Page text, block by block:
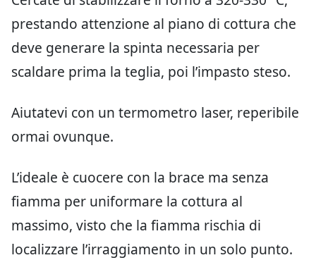
prestando attenzione al piano di cottura che
deve generare la spinta necessaria per
scaldare prima la teglia, poi l’impasto steso.
Aiutatevi con un termometro laser, reperibile
ormai ovunque.
L’ideale è cuocere con la brace ma senza
fiamma per uniformare la cottura al
massimo, visto che la fiamma rischia di
localizzare l’irraggiamento in un solo punto.